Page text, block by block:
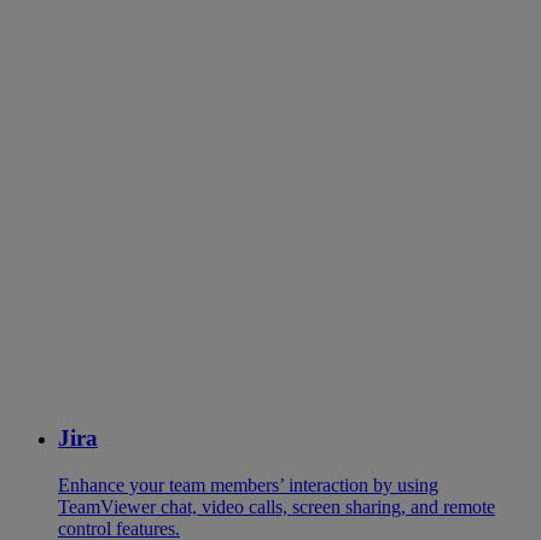
Jira
Enhance your team members’ interaction by using
TeamViewer chat, video calls, screen sharing, and remote
control features.